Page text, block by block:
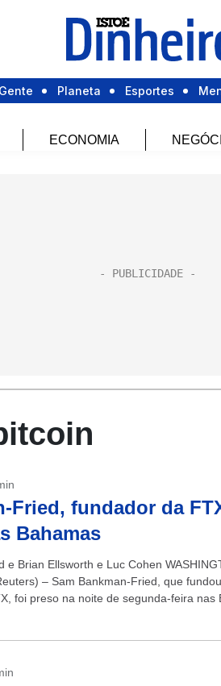
Gente Planeta Esportes
ECONOMIA
Fried, fundador da
Bahamas
e Brian Ellsworth e Luc Cohen
– Sam Bankman-Fried, que
foi preso na noite de segunda-feira nas